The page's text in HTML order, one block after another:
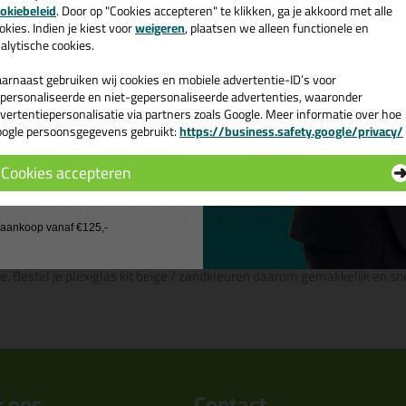
kleuren
zandkleurige plexiglas kit
beige / zandkleuren bij
ook in de kleur beige / zandkleuren? Op Kitcentrum.nl vind je een
Bestel je plexiglas kit beige / zandkleuren daarom gemakkelijk en
. Door op "Cookies accepteren" te klikken, ga je akkoord met alle
Indien je kiest voorweigeren, plaatsen we alleen functionele en
cookies.
gebruiken wij cookies en mobiele advertentie-ID’s voor
en niet-gepersonaliseerde advertenties, waaronder
via partners zoals Google. Meer informatie over hoe
persoonsgegevens gebruikt:https://business.safety.google/privacy/
Cookies accepteren
€35,-bij je eerste bestelling!
de actiecode ›
geen cadeau
vanaf €125,-